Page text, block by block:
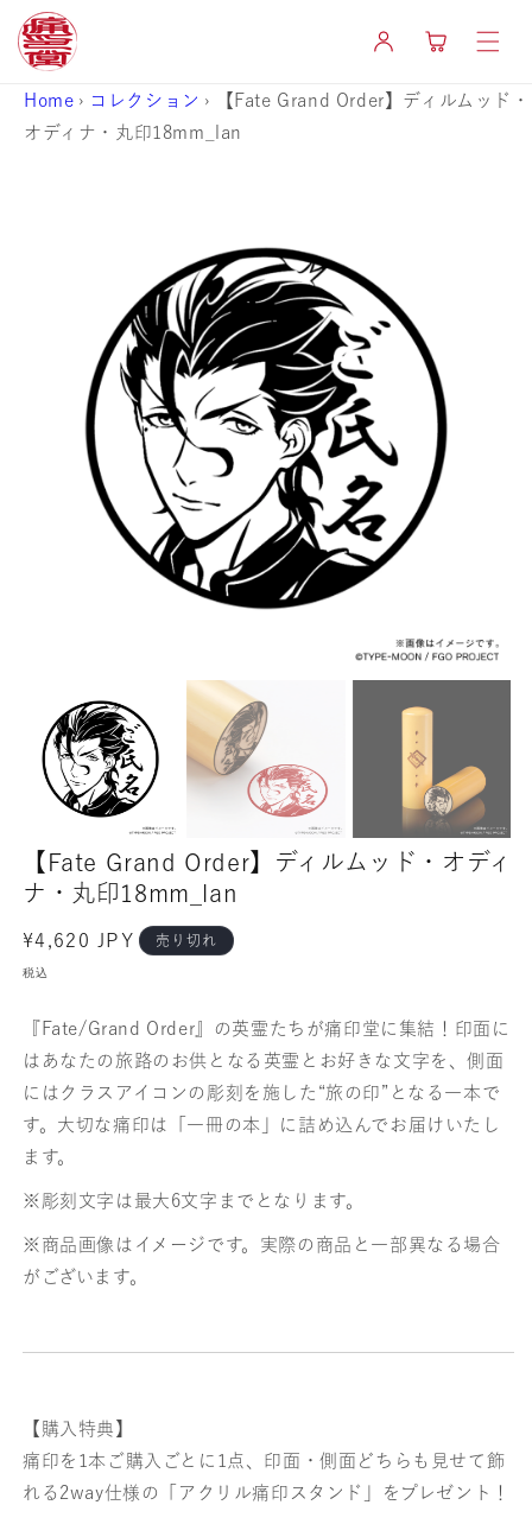
ンツに
進む
イ
ー
Home › コレクション ›
【Fate Grand Order】ディルムッド・
オディナ・丸印18mm_lan
【Fate Grand Order】ディルムッド・オディ
ナ・丸印18mm_lan
通
常
格
¥4,620 JPY 売り切れ
税込
『Fate/Grand Order』の英霊たちが痛印堂に集結！印面に
はあなたの旅路のお供となる英霊とお好きな文字を、側面
にはクラスアイコンの彫刻を施した“旅の印”となる一本で
す。大切な痛印は「一冊の本」に詰め込んでお届けいたし
ます。
※彫刻文字は最大6文字までとなります。
※商品画像はイメージです。実際の商品と一部異なる場合
がございます。
【購入特典】
痛印を1本ご購入ごとに1点、印面・側面どちらも見せて飾
れる2way仕様の「アクリル痛印スタンド」をプレゼント！